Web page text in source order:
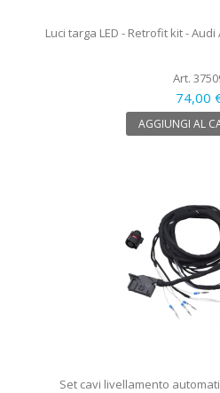
Luci targa LED - Retrofit kit - Audi
Art.
74,00
AGGIUNGI AL
Set cavi livellamento